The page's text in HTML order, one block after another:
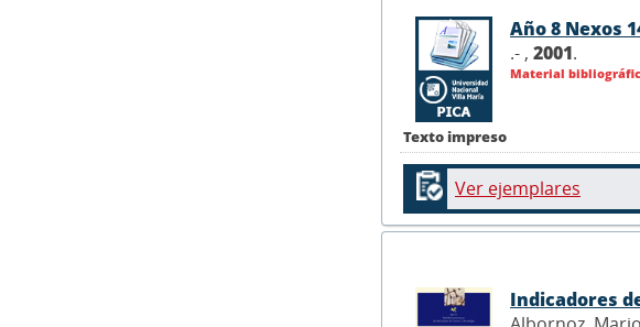
Texto impreso
Año 8 Nexos
.- , 2001.
Material
Ver ejemplares
Indicadores